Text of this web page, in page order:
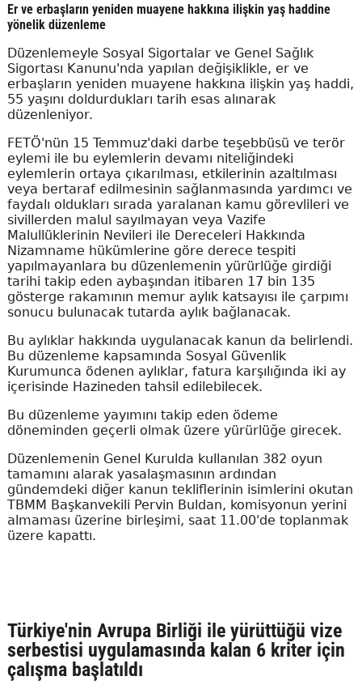
Er ve erbaşların yeniden muayene hakkına ilişkin yaş haddine
yönelik düzenleme
Düzenlemeyle Sosyal Sigortalar ve Genel Sağlık
Sigortası Kanunu'nda yapılan değişiklikle, er ve
erbaşların yeniden muayene hakkına ilişkin yaş haddi,
55 yaşını doldurdukları tarih esas alınarak
düzenleniyor.
FETÖ'nün 15 Temmuz'daki darbe teşebbüsü ve terör
eylemi ile bu eylemlerin devamı niteliğindeki
eylemlerin ortaya çıkarılması, etkilerinin azaltılması
veya bertaraf edilmesinin sağlanmasında yardımcı ve
faydalı oldukları sırada yaralanan kamu görevlileri ve
sivillerden malul sayılmayan veya Vazife
Malullüklerinin Nevileri ile Dereceleri Hakkında
Nizamname hükümlerine göre derece tespiti
yapılmayanlara bu düzenlemenin yürürlüğe girdiği
tarihi takip eden aybaşından itibaren 17 bin 135
gösterge rakamının memur aylık katsayısı ile çarpımı
sonucu bulunacak tutarda aylık bağlanacak.
Bu aylıklar hakkında uygulanacak kanun da belirlendi.
Bu düzenleme kapsamında Sosyal Güvenlik
Kurumunca ödenen aylıklar, fatura karşılığında iki ay
içerisinde Hazineden tahsil edilebilecek.
Bu düzenleme yayımını takip eden ödeme
döneminden geçerli olmak üzere yürürlüğe girecek.
Düzenlemenin Genel Kurulda kullanılan 382 oyun
tamamını alarak yasalaşmasının ardından
gündemdeki diğer kanun tekliflerinin isimlerini okutan
TBMM Başkanvekili Pervin Buldan, komisyonun yerini
almaması üzerine birleşimi, saat 11.00'de toplanmak
üzere kapattı.
Türkiye'nin Avrupa Birliği ile yürüttüğü vize
serbestisi uygulamasında kalan 6 kriter için
çalışma başlatıldı